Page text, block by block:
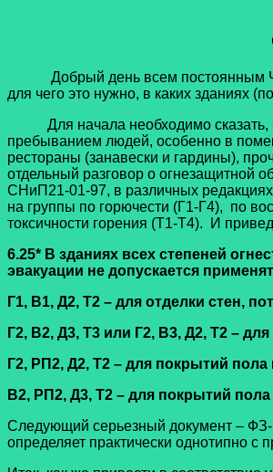
Добрый день всем постоянным
для чего это нужно, в каких зданиях
Для начала необходимо сказать,
пребыванием людей, особенно в
рестораны (занавески и гардины),
отдельный разговор о огнезащитной
СНиП21-01-97, в различных
на группы по горючести (Г1-Г4), по
токсичности горения (Т1-Т4). И
6.25* В зданиях всех степеней
эвакуации не допускается
Г1, В1, Д2, Т2 – для отделки стен,
Г2, В2, Д3, Т3 или Г2, В3, Д2, Т2 –
Г2, РП2, Д2, Т2 – для покрытий
В2, РП2, Д3, Т2 – для покрытий
Следующий серьезный документ – ФЗ-
определяет практически однотипно